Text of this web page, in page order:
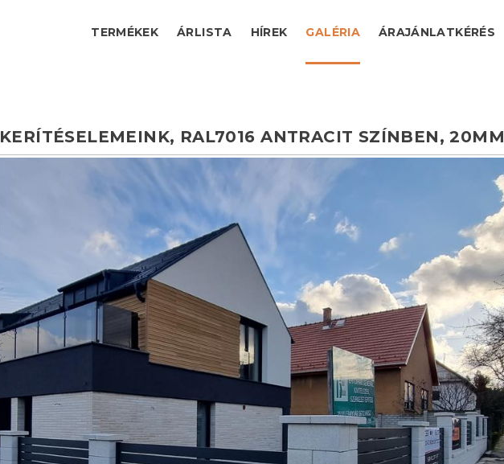
TERMÉKEK ÁRLISTA HÍREK GALÉRIA ÁRAJÁNLATKÉRÉS
KERÍTÉSELEMEINK, RAL7016 ANTRACIT SZÍNBEN, 20MM